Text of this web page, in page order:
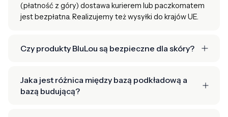
(płatność z góry) dostawa kurierem lub paczkomatem
jest bezpłatna. Realizujemy też wysyłki do krajów UE.
Czy produkty BluLou są bezpieczne dla skóry?
Jaka jest różnica między bazą podkładową a
bazą budującą?